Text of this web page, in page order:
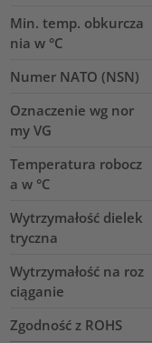
Min. temp. obkurcza
nia w °C
Numer NATO (NSN)
Oznaczenie wg nor
my VG
Temperatura robocz
a w °C
Wytrzymałość dielek
tryczna
Wytrzymałość na roz
ciąganie
Zgodność z ROHS